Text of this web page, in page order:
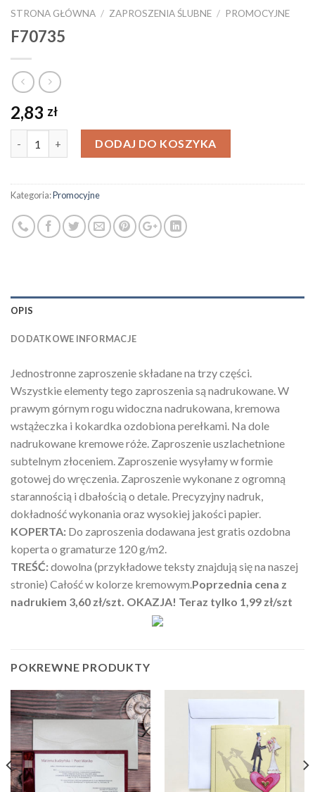
STRONA GŁÓWNA / ZAPROSZENIA ŚLUBNE / PROMOCYJNE
F70735
2,83 zł
DODAJ DO KOSZYKA
Kategoria:Promocyjne
OPIS
DODATKOWE INFORMACJE
Jednostronne zaproszenie składane na trzy części.
Wszystkie elementy tego zaproszenia są nadrukowane. W
prawym górnym rogu widoczna nadrukowana, kremowa
wstążeczka i kokardka ozdobiona perełkami. Na dole
nadrukowane kremowe róże. Zaproszenie uszlachetnione
subtelnym złoceniem. Zaproszenie wysyłamy w formie
gotowej do wręczenia. Zaproszenie wykonane z ogromną
starannością i dbałością o detale. Precyzyjny nadruk,
dokładność wykonania oraz wysokiej jakości papier.
KOPERTA: Do zaproszenia dodawana jest gratis ozdobna
koperta o gramaturze 120 g/m2.
TREŚĆ:dowolna (przykładowe teksty znajdują się na naszej
stronie) Całość w kolorze kremowym.Poprzednia cena z
nadrukiem 3,60 zł/szt. OKAZJA! Teraz tylko 1,99 zł/szt
POKREWNE PRODUKTY